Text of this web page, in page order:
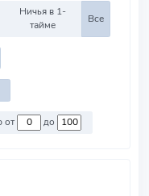
Ничья в 1-
тайме
Все
Против команд со стоимостью от до